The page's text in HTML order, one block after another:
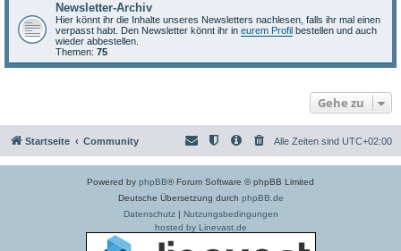
Newsletter-Archiv
Hier könnt ihr die Inhalte unseres Newsletters nachlesen, falls ihr mal einen
verpasst habt. Den Newsletter könnt ihr in eurem Profil bestellen und auch
wieder abbestellen.
Themen: 75
Gehe zu
Startseite Community Alle Zeiten sind UTC+02:00
Powered by phpBB® Forum Software © phpBB Limited
Deutsche Übersetzung durch phpBB.de
Datenschutz| Nutzungsbedingungen
hosted by Linevast.de